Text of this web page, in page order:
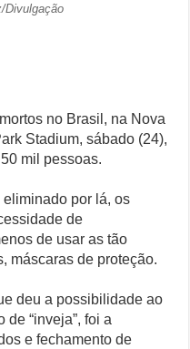
Divulgação
no Brasil, na Nova
Stadium, sábado (24),
mil pessoas.
por lá, os
de
de usar as tão
máscaras de proteção.
deu a possibilidade ao
de “inveja”, foi a
e fechamento de